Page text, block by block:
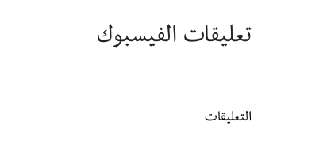
تعليقات الفيسبوك
التعليقات